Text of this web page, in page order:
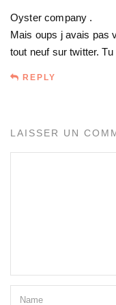
Oyster company .
Mais oups j avais pas
tout neuf sur twitter.
REPLY
LAISSER UN